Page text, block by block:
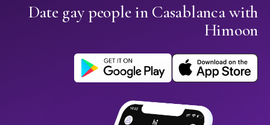
Date gay people in Casablanca with
Himoon